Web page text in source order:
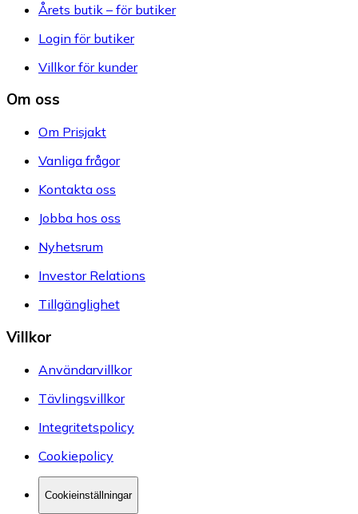
Årets butik – för butiker
Login för butiker
Villkor för kunder
Om oss
Om Prisjakt
Vanliga frågor
Kontakta oss
Jobba hos oss
Nyhetsrum
Investor Relations
Tillgänglighet
Villkor
Användarvillkor
Tävlingsvillkor
Integritetspolicy
Cookiepolicy
Cookieinställningar